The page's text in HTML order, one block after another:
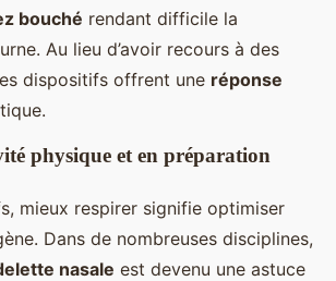
bouché rendant difficile la
Au lieu d’avoir recours à des
dispositifs offrent une réponse
physique et en préparation
mieux respirer signifie optimiser
Dans de nombreuses disciplines,
nasale est devenu une astuce